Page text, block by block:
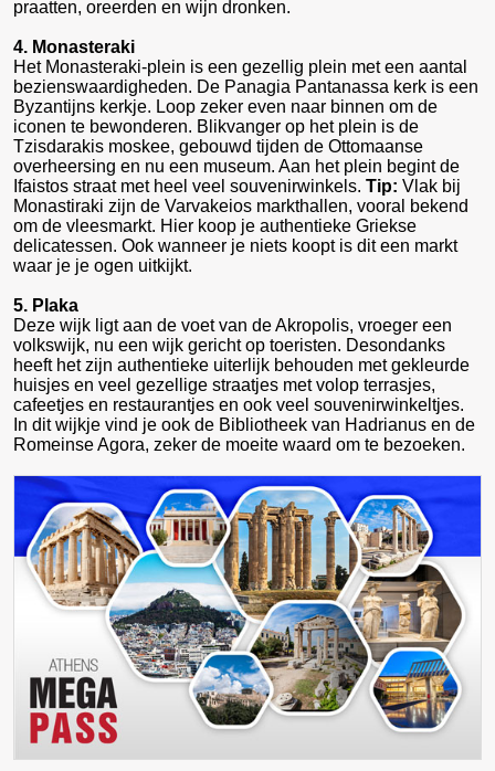
praatten, oreerden en wijn dronken.
4. Monasteraki
Het Monasteraki-plein is een gezellig plein met een aantal
bezienswaardigheden. De Panagia Pantanassa kerk is een
Byzantijns kerkje. Loop zeker even naar binnen om de
iconen te bewonderen. Blikvanger op het plein is de
Tzisdarakis moskee, gebouwd tijden de Ottomaanse
overheersing en nu een museum. Aan het plein begint de
Ifaistos straat met heel veel souvenirwinkels. Tip: Vlak bij
Monastiraki zijn de Varvakeios markthallen, vooral bekend
om de vleesmarkt. Hier koop je authentieke Griekse
delicatessen. Ook wanneer je niets koopt is dit een markt
waar je je ogen uitkijkt.
5. Plaka
Deze wijk ligt aan de voet van de Akropolis, vroeger een
volkswijk, nu een wijk gericht op toeristen. Desondanks
heeft het zijn authentieke uiterlijk behouden met gekleurde
huisjes en veel gezellige straatjes met volop terrasjes,
cafeetjes en restaurantjes en ook veel souvenirwinkeltjes.
In dit wijkje vind je ook de Bibliotheek van Hadrianus en de
Romeinse Agora, zeker de moeite waard om te bezoeken.